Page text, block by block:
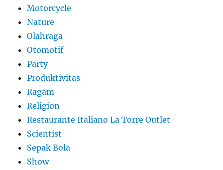
Motorcycle
Nature
Olahraga
Otomotif
Party
Produktivitas
Ragam
Religion
Restaurante Italiano La Torre Outlet
Scientist
Sepak Bola
Show